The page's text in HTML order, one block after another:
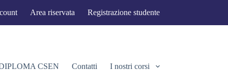
Area riservata Registrazione studente
CSEN Contatti I nostri corsi